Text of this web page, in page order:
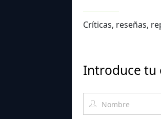
Críticas, reseñas,
Introduce tu